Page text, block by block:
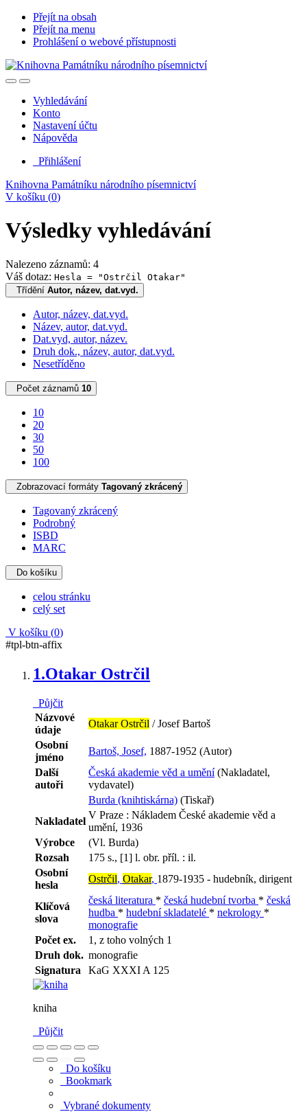
Přejít na obsah
Přejít na menu
Prohlášení o webové přístupnosti
Vyhledávání
Konto
Nastavení účtu
Nápověda
Přihlášení
Knihovna Památníku národního písemnictví
V košíku (0)
Výsledky vyhledávání
Nalezeno záznamů: 4
Váš dotaz: Hesla = "Ostrčil Otakar"
Třídění Autor, název, dat.vyd.
Autor, název, dat.vyd.
Název, autor, dat.vyd.
Dat.vyd, autor, název.
Druh dok., název, autor, dat.vyd.
Nesetříděno
Počet záznamů 10
10
20
30
50
100
Zobrazovací formáty Tagovaný zkrácený
Tagovaný zkrácený
Podrobný
ISBD
MARC
Do košíku
celou stránku
celý set
V košíku (0)
#tpl-btn-affix
1.Otakar Ostrčil
Půjčit
Názvové
údaje
Otakar Ostrčil / Josef Bartoš
Osobní
jméno
Bartoš, Josef, 1887-1952 (Autor)
Další
autoři
Česká akademie věd a umění(Nakladatel,
vydavatel)
Burda (knihtiskárna) (Tiskař)
Nakladatel
V Praze : Nákladem České akademie věd a
umění, 1936
Výrobce
(Vl. Burda)
Rozsah
175 s., [1] l. obr. příl. : il.
Osobní
hesla
Ostrčil, Otakar, 1879-1935 - hudebník, dirigent
Klíčová
slova
česká literatura * česká hudební tvorba * česká
hudba * hudební skladatelé * nekrology *
monografie
Počet ex.
1, z toho volných 1
Druh dok. monografie
Signatura
KaG XXXI A 125
kniha
Půjčit
Do košíku
Bookmark
Vybrané dokumenty